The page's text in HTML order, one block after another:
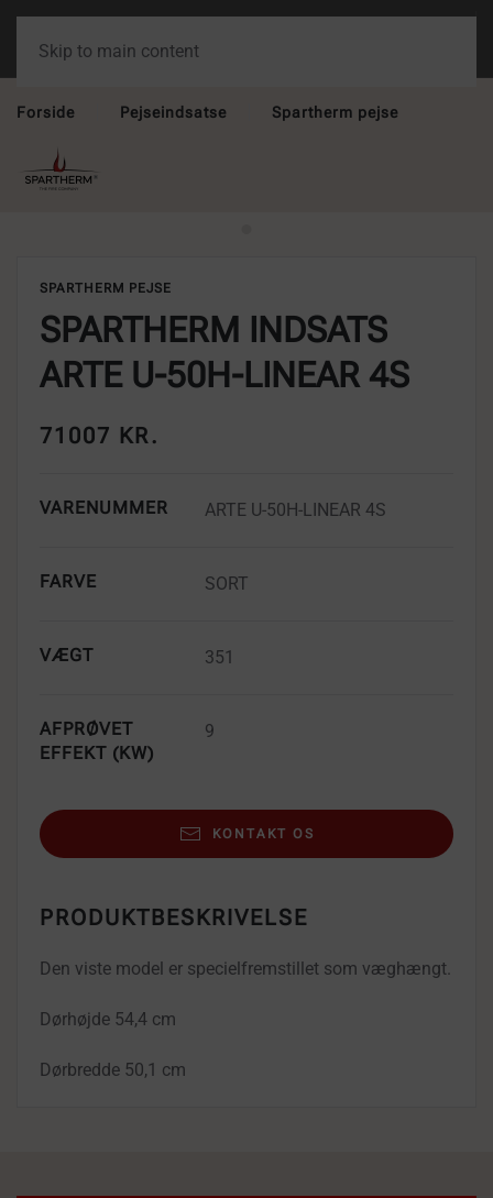
Skip to main content
Forside Pejseindsatse Spartherm pejse
SPARTHERM PEJSE
SPARTHERM INDSATS
ARTE U-50H-LINEAR 4S
71007 KR.
VARENUMMER ARTE U-50H-LINEAR 4S
FARVE SORT
VÆGT 351
AFPRØVET
EFFEKT (KW)
9
KONTAKT OS
PRODUKTBESKRIVELSE
Den viste model er specielfremstillet som væghængt.
Dørhøjde 54,4 cm
Dørbredde 50,1 cm